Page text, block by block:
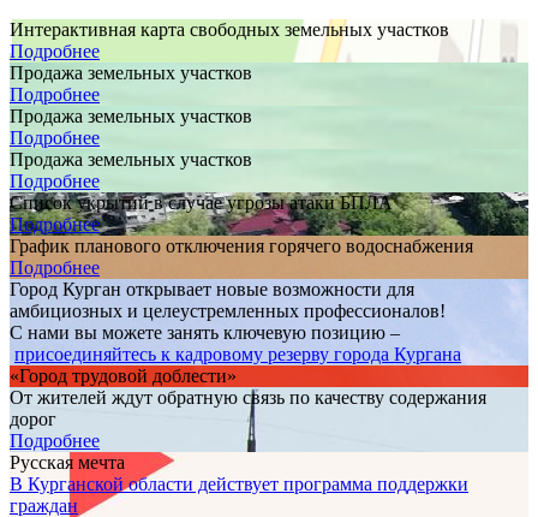
Интерактивная карта свободных земельных участков
Подробнее
Продажа земельных участков
Подробнее
Продажа земельных участков
Подробнее
Продажа земельных участков
Подробнее
Список укрытий в случае угрозы атаки БПЛА
Подробнее
График планового отключения горячего водоснабжения
Подробнее
Город Курган открывает новые возможности для
амбициозных и целеустремленных профессионалов!
С нами вы можете занять ключевую позицию –
присоединяйтесь к кадровому резерву города Кургана
«Город трудовой доблести»
От жителей ждут обратную связь по качеству содержания
дорог
Подробнее
Русская мечта
В Курганской области действует программа поддержки
граждан